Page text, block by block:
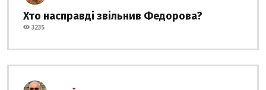
Хто насправді звільнив Федорова?
3235